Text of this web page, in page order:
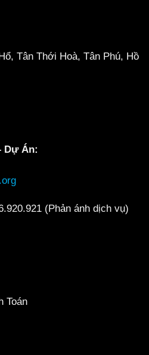
Tân Thới Hoà, Tân Phú, Hồ
Dự Án:
(Phản ánh dịch vụ)
Toán